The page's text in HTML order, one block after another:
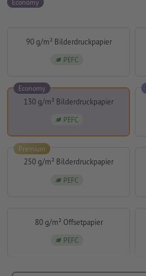
Economy
90 g/m² Bilderdruckpapier
PEFC
130 g/m² Bilderdruckpapier
PEFC
Economy
250 g/m² Bilderdruckpapier
PEFC
Premium
80 g/m² Offsetpapier
PEFC